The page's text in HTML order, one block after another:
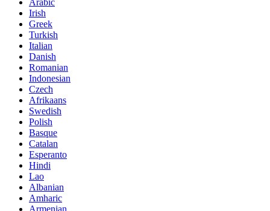
Irish
Greek
Turkish
Italian
Danish
Romanian
Indonesian
Czech
Afrikaans
Swedish
Polish
Basque
Catalan
Esperanto
Hindi
Lao
Albanian
Amharic
Armenian